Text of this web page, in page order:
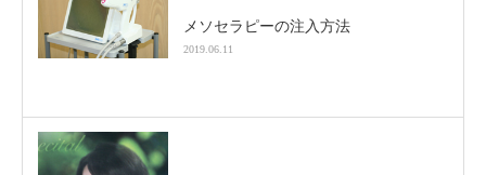
メソセラピーの注入方法
2019.06.11